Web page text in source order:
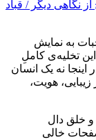
نگاهی دیگر / قباد
به نمایش
تخلیه‌ی کاملِ
نه یک انسان
هویت،